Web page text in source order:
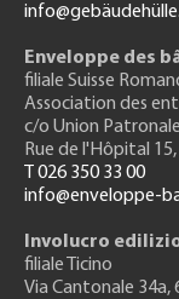
Enveloppe des
filiale Suisse
Association des
c/o Union
Rue de l'Hôpital 15
T 026 350 33 00
info@enveloppe-
Involucro
filiale Ticino
Via Cantonale 34a,